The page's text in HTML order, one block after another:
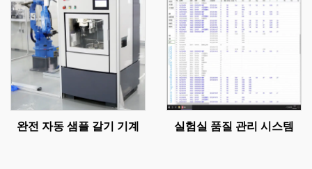
완전 자동 샘플 갈기 기계 실험실 품질 관리 시스템